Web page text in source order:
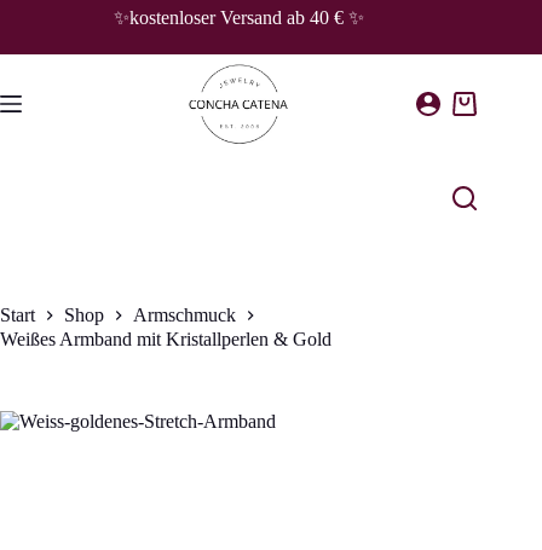
springen
✨kostenloser Versand ab 40 € ✨
Warenkorb
Start Shop
Armschmuck
Weißes Armband mit Kristallperlen & Gold